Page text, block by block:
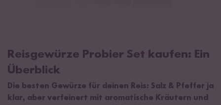
Reisgewürze Probier Set kaufen: Ein
Überblick
Die besten Gewürze für deinen Reis: Salz & Pfeffer ja
klar, aber verfeinert mit aromatische Kräutern und